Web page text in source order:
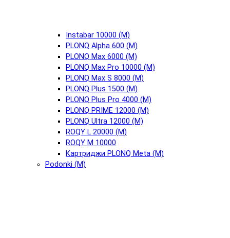
Instabar 10000 (М)
PLONQ Alpha 600 (М)
PLONQ Max 6000 (М)
PLONQ Max Pro 10000 (М)
PLONQ Max S 8000 (М)
PLONQ Plus 1500 (М)
PLONQ Plus Pro 4000 (М)
PLONQ PRIME 12000 (М)
PLONQ Ultra 12000 (М)
ROQY L 20000 (М)
ROQY M 10000
Картриджи PLONQ Meta (М)
Podonki (М)